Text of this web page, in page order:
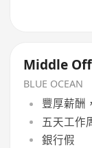
Middle
BLUE OCEAN
豐厚薪酬
五天工作
銀行假